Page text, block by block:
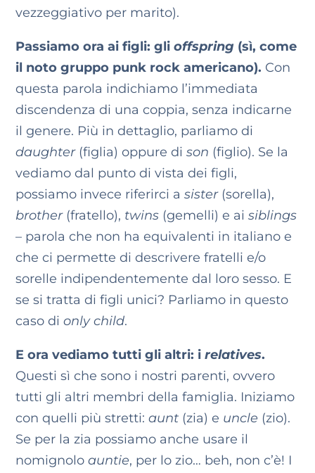
vezzeggiativo per marito).
Passiamo ora ai figli: glioffspring (sì, come
il noto gruppo punk rock americano). Con
questa parola indichiamo l’immediata
discendenza di una coppia, senza indicarne
il genere. Più in dettaglio, parliamo di
daughter(figlia) oppure dison (figlio). Se la
vediamo dal punto di vista dei figli,
possiamo invece riferirci asister(sorella),
brother(fratello), twins (gemelli) e aisiblings
– parola che non ha equivalenti in italiano e
che ci permette di descrivere fratelli e/o
sorelle indipendentemente dal loro sesso. E
se si tratta di figli unici? Parliamo in questo
caso di only child.
E ora vediamo tutti gli altri: irelatives.
Questi sì che sono i nostri parenti, ovvero
tutti gli altri membri della famiglia. Iniziamo
con quelli più stretti:aunt (zia) e uncle (zio).
Se per la zia possiamo anche usare il
nomignoloauntie, per lo zio… beh, non c’è! I